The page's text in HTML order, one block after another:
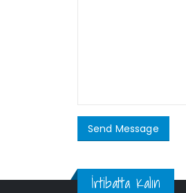
İrtibatta Kalın